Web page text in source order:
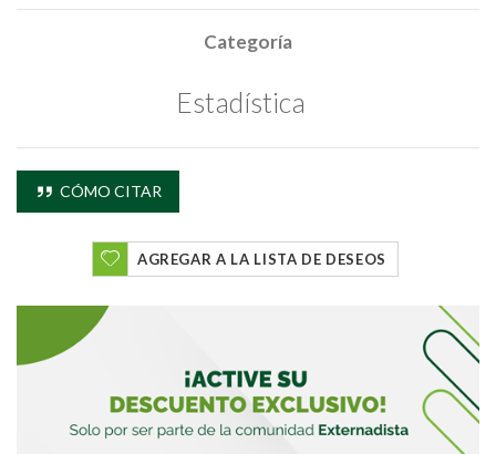
Buscar
Buscar
Categoría
Estadística
CÓMO CITAR
AGREGAR A LA LISTA DE DESEOS